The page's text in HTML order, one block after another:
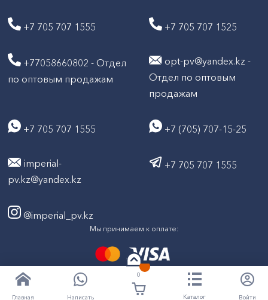
Главная Написать
0
Каталог Войти
+7 705 707 1555 +7 705 707 1525
+77058660802 - Отдел
по оптовым продажам
opt-pv@yandex.kz -
Отдел по оптовым
продажам
+7 705 707 1555 +7 (705) 707-15-25
imperial-
pv.kz@yandex.kz
+7 705 707 1555
@imperial_pv.kz
Мы принимаем к оплате:
Все права защищены © ТД "Империал" 2020- 2026